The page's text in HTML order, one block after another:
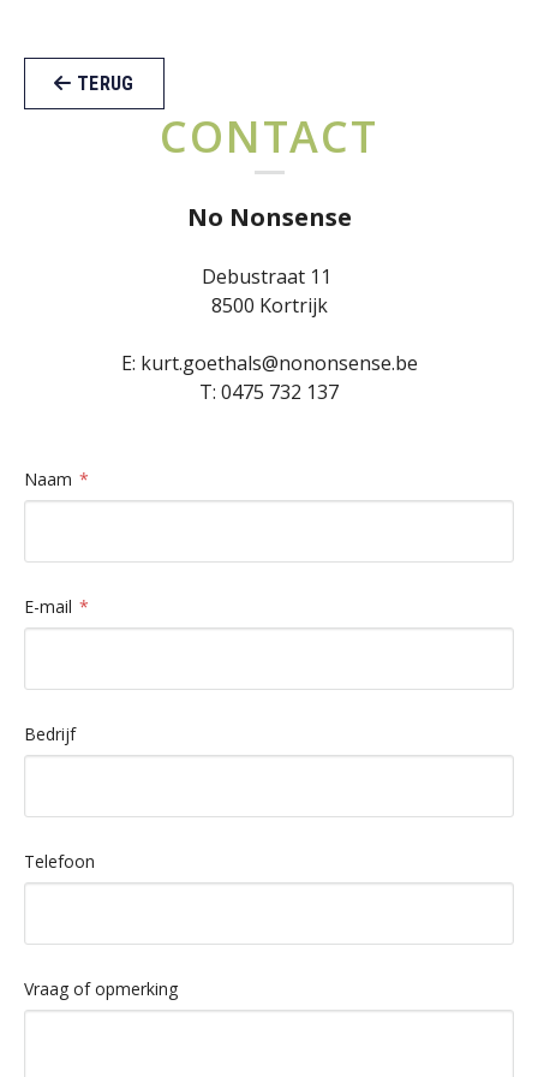
TERUG
CONTACT
No Nonsense
Debustraat 11
8500 Kortrijk
E: kurt.goethals@nononsense.be
T: 0475 732 137
Naam
E-mail
Bedrijf
Telefoon
Vraag of opmerking